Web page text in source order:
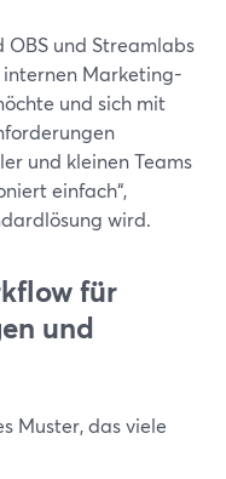
OBS und Streamlabs
internen Marketing-
und sich mit
und kleinen Teams
einfach“,
wird.
für
und
Muster, das viele